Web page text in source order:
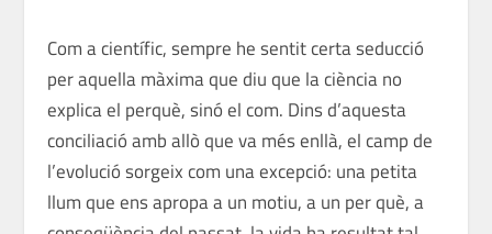
Com a científic, sempre he sentit certa seducció
per aquella màxima que diu que la ciència no
explica el perquè, sinó el com. Dins d’aquesta
conciliació amb allò que va més enllà, el camp de
l’evolució sorgeix com una excepció: una petita
llum que ens apropa a un motiu, a un per què, a